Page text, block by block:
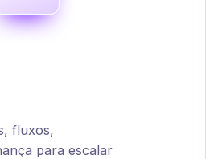
fluxos,
para escalar